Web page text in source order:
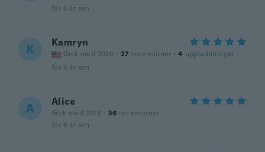
för 6 år sen
K Kamryn
Gick med 2020 · 27 recensioner · 4 uppladdningar
för 6 år sen
A Alice
Gick med 2018 · 56 recensioner
för 6 år sen